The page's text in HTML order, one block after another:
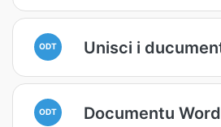
ODT Unisci i
ODT Documentu